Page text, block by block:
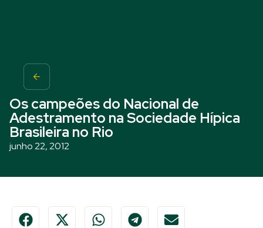
Os campeões do Nacional de
Adestramento na Sociedade Hípica
Brasileira no Rio
junho 22, 2012